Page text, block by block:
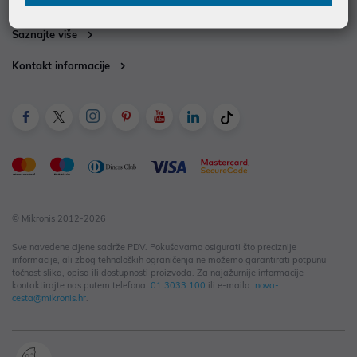
Informacije za kupce
Saznajte više
Kontakt informacije
© Mikronis 2012-2026
Sve navedene cijene sadrže PDV. Pokušavamo osigurati što preciznije
informacije, ali zbog tehnoloških ograničenja ne možemo garantirati potpunu
točnost slika, opisa ili dostupnosti proizvoda. Za najažurnije informacije
kontaktirajte nas putem telefona: 01 3033 100 ili e-maila: nova-
cesta@mikronis.hr.